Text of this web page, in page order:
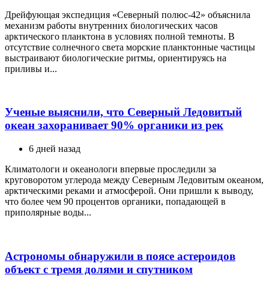
Дрейфующая экспедиция «Северный полюс-42» объяснила
механизм работы внутренних биологических часов
арктического планктона в условиях полной темноты. В
отсутствие солнечного света морские планктонные частицы
выстраивают биологические ритмы, ориентируясь на
приливы и...
Ученые выяснили, что Северный Ледовитый
океан захоранивает 90% органики из рек
6 дней назад
Климатологи и океанологи впервые проследили за
круговоротом углерода между Северным Ледовитым океаном,
арктическими реками и атмосферой. Они пришли к выводу,
что более чем 90 процентов органики, попадающей в
приполярные воды...
Астрономы обнаружили в поясе астероидов
объект с тремя долями и спутником